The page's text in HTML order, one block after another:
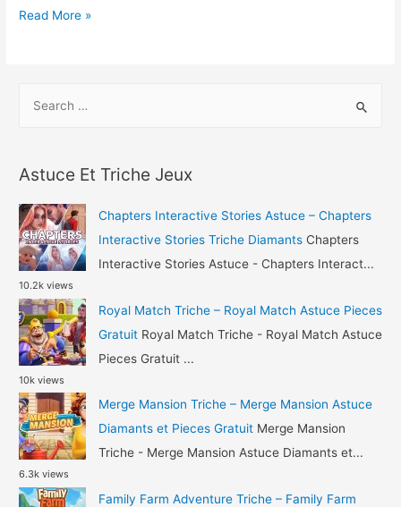
Archero
Triche
Pieces
Read More »
h
f
o
r
:
Astuce Et Triche Jeux
Chapters Interactive Stories Astuce – Chapters
Interactive Stories Triche Diamants Chapters
Interactive Stories Astuce - Chapters Interact...
10.2k views
Royal Match Triche – Royal Match Astuce Pieces
Gratuit Royal Match Triche - Royal Match Astuce
Pieces Gratuit ...
10k views
Merge Mansion Triche – Merge Mansion Astuce
Diamants et Pieces Gratuit Merge Mansion
Triche - Merge Mansion Astuce Diamants et...
6.3k views
Family Farm Adventure Triche – Family Farm